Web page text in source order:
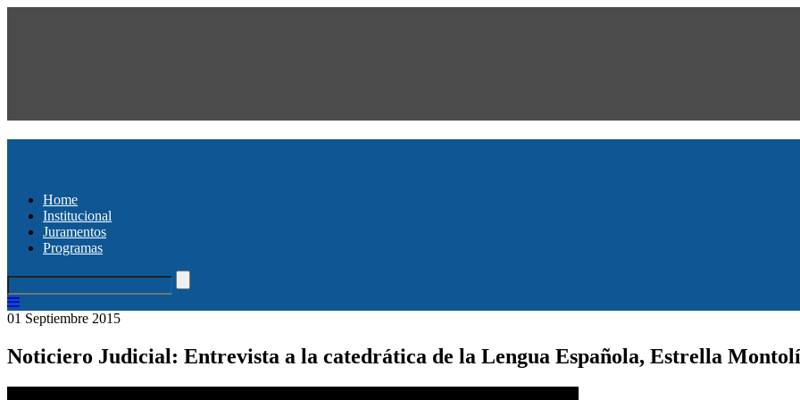
Home
Institucional
Juramentos
Programas
01 Septiembre 2015
Noticiero Judicial: Entrevista a la catedrática de la Lengua Española, Estrella